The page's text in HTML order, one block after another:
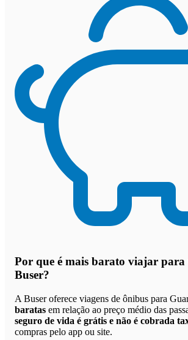
Por que é mais barato viajar
Buser?
A Buser oferece viagens de ônibus para
baratas em relação ao preço médio das
seguro de vida é grátis e não é cobrada
compras pelo app ou site.